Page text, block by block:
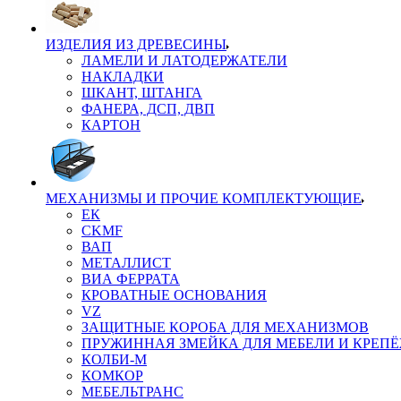
ИЗДЕЛИЯ ИЗ ДРЕВЕСИНЫ
ЛАМЕЛИ И ЛАТОДЕРЖАТЕЛИ
НАКЛАДКИ
ШКАНТ, ШТАНГА
ФАНЕРА, ДСП, ДВП
КАРТОН
МЕХАНИЗМЫ И ПРОЧИЕ КОМПЛЕКТУЮЩИЕ
ЕК
CKMF
ВАП
МЕТАЛЛИСТ
ВИА ФЕРРАТА
КРОВАТНЫЕ ОСНОВАНИЯ
VZ
ЗАЩИТНЫЕ КОРОБА ДЛЯ МЕХАНИЗМОВ
ПРУЖИННАЯ ЗМЕЙКА ДЛЯ МЕБЕЛИ И
КОЛБИ-М
КОМКОР
МЕБЕЛЬТРАНС